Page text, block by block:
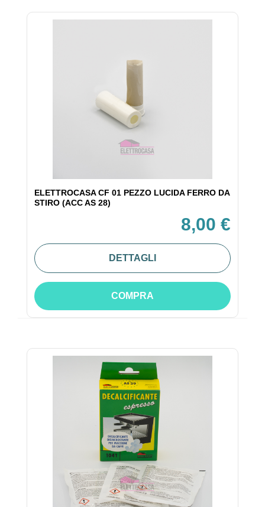
ELETTROCASA CF 01 PEZZO LUCIDA FERRO DA
STIRO (ACC AS 28)
8,00 €
DETTAGLI
COMPRA